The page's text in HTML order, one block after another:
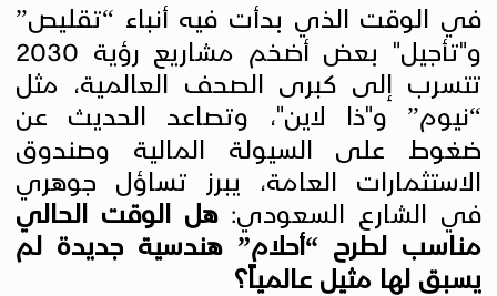
في الوقت الذي بدأت فيه أنباء “تقليص”
و"تأجيل" بعض أضخم مشاريع رؤية 2030
تتسرب إلى كبرى الصحف العالمية، مثل
“نيوم” و"ذا لاين"، وتصاعد الحديث عن
ضغوط على السيولة المالية وصندوق
الاستثمارات العامة، يبرز تساؤل جوهري
في الشارع السعودي:هل الوقت الحالي
مناسب لطرح “أحلام” هندسية جديدة لم
يسبق لها مثيل عالمياً؟